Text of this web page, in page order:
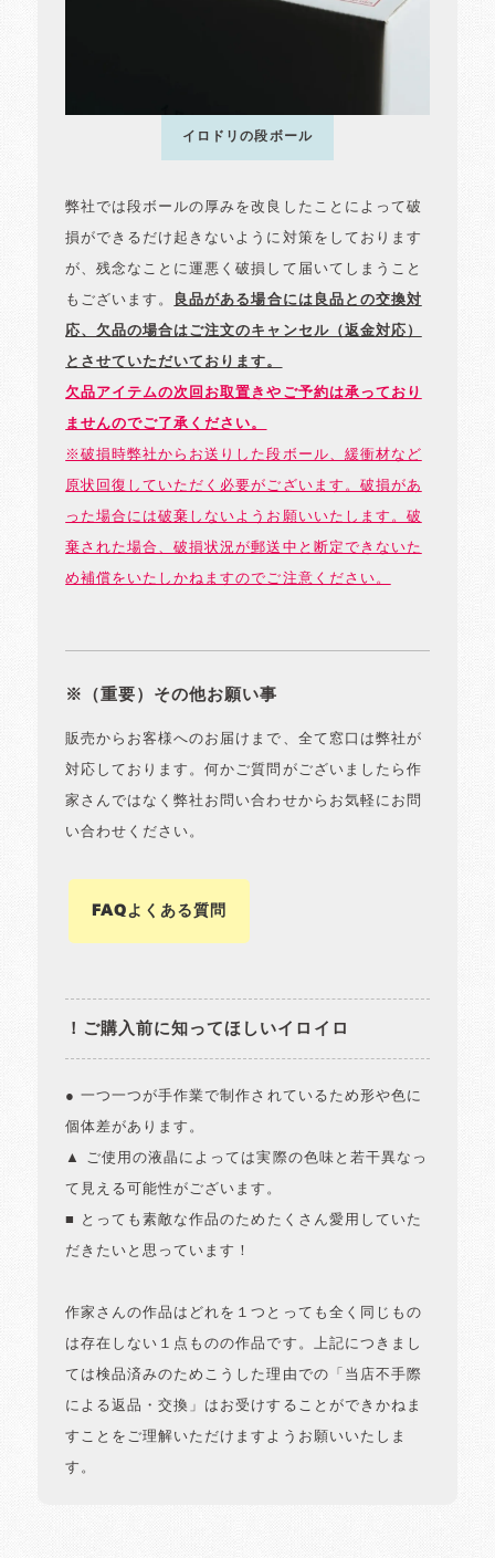
イロドリの段ボール
弊社では段ボールの厚みを改良したことによって破
損ができるだけ起きないように対策をしております
が、残念なことに運悪く破損して届いてしまうこと
もございます。 良品がある場合には良品との交換対
応、欠品の場合はご注文のキャンセル（返金対応）
とさせていただいております。
欠品アイテムの次回お取置きやご予約は承っており
ませんのでご了承ください。
※破損時弊社からお送りした段ボール、緩衝材など
原状回復していただく必要がございます。破損があ
った場合には破棄しないようお願いいたします。破
棄された場合、破損状況が郵送中と断定できないた
め補償をいたしかねますのでご注意ください。
※（重要）その他お願い事
販売からお客様へのお届けまで、全て窓口は弊社が
対応しております。何かご質問がございましたら作
家さんではなく弊社お問い合わせからお気軽にお問
い合わせください。
FAQよくある質問
！ご購入前に知ってほしいイロイロ
● 一つ一つが手作業で制作されているため形や色に
個体差があります。
▲ ご使用の液晶によっては実際の色味と若干異なっ
て見える可能性がございます。
■ とっても素敵な作品のためたくさん愛用していた
だきたいと思っています！
作家さんの作品はどれを１つとっても全く同じもの
は存在しない１点ものの作品です。上記につきまし
ては検品済みのためこうした理由での「当店不手際
による返品・交換」はお受けすることができかねま
すことをご理解いただけますようお願いいたしま
す。